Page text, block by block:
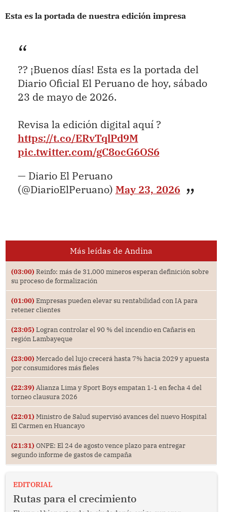
Esta es la portada de nuestra edición impresa
?? ¡Buenos días! Esta es la portada del
Diario Oficial El Peruano de hoy, sábado
23 de mayo de 2026.
Revisa la edición digital aquí ?
https://t.co/ERvTqlPd9M
pic.twitter.com/gC8ocG6OS6
— Diario El Peruano
(@DiarioElPeruano) May 23, 2026
Más leídas de Andina
(03:00) Reinfo: más de 31,000 mineros esperan definición sobre
su proceso de formalización
(01:00) Empresas pueden elevar su rentabilidad con IA para
retener clientes
(23:05) Logran controlar el 90 % del incendio en Cañaris en
región Lambayeque
(23:00) Mercado del lujo crecerá hasta 7% hacia 2029 y apuesta
por consumidores más fieles
(22:39) Alianza Lima y Sport Boys empatan 1-1 en fecha 4 del
torneo clausura 2026
(22:01) Ministro de Salud supervisó avances del nuevo Hospital
El Carmen en Huancayo
(21:31) ONPE: El 24 de agosto vence plazo para entregar
segundo informe de gastos de campaña
EDITORIAL
Rutas para el crecimiento